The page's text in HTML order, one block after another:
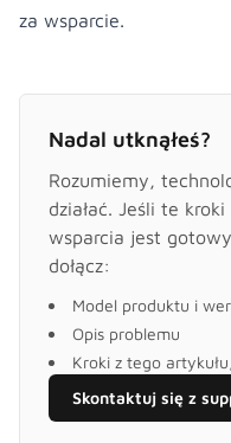
za wsparcie.
Nadal utknąłeś?
Rozumiemy,
działać. Jeśli te
wsparcia jest
dołącz:
Model produktu i
Opis problemu
Kroki z tego
Skontaktuj się z